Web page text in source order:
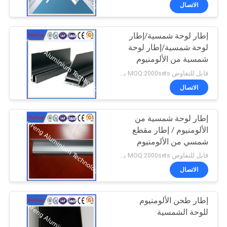
الجودة
اتصل
أخبار
اطلب
عرض
أسعار
خريطة
الموقع
الملفات الصناعية
354
ملفات تعريف أخرى
464
الاتصال
إطار لوحة شمسية/إطار
لوحة شمسية/إطار لوحة
شمسية من الألومنيوم
الاتصال
إطار لوحة شمسية من
الألومنيوم / إطار مقطع
شمسي من الألومنيوم
قابل للتفاوض MOQ:2000sets بعد تأكيد العينات
الاتصال
إطار طحن الألومنيوم
للوحة الشمسية